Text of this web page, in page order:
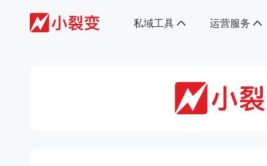
私域工具 运营服务